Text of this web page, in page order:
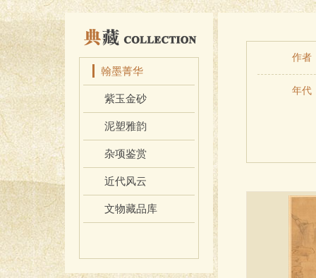
翰墨菁华
紫玉金砂
泥塑雅韵
杂项鉴赏
近代风云
文物藏品库
作者
年代